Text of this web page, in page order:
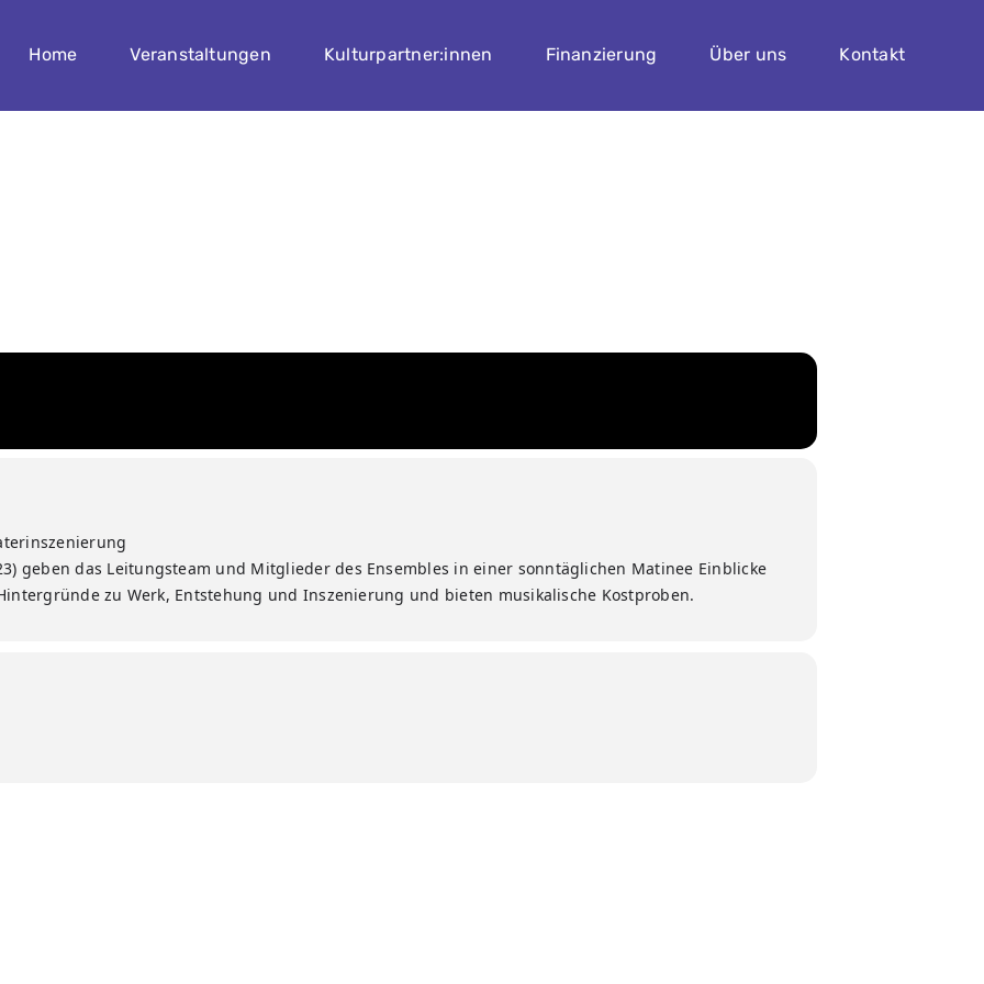
Home Veranstaltungen Kulturpartner:innen Finanzierung Über uns Kontakt
geben das Leitungsteam und Mitglieder des Ensembles in einer sonntäglichen Matinee Einblicke
zu Werk, Entstehung und Inszenierung und bieten musikalische Kostproben.